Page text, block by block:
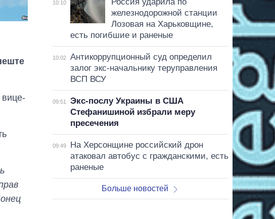
10:10
железнодорожной станции
Лозовая на Харьковщине,
есть погибшие и раненые
10:02
Антикоррупционный суд определил
залог экс-начальнику теруправления
ВСП ВСУ
09:51
Экс-послу Украины в США
Стефанишиной избрали меру
пресечения
09:49
На Херсонщине российский дрон
атаковал автобус с гражданскими, есть
раненые
Больше новостей